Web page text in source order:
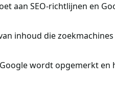
aan SEO-richtlijnen en
inhoud die
wordt opgemerkt en